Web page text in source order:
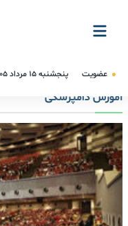
عضویت پنجشنبه ۱۵ مرداد ۱۴۰۵
آموزش دامپزشکی